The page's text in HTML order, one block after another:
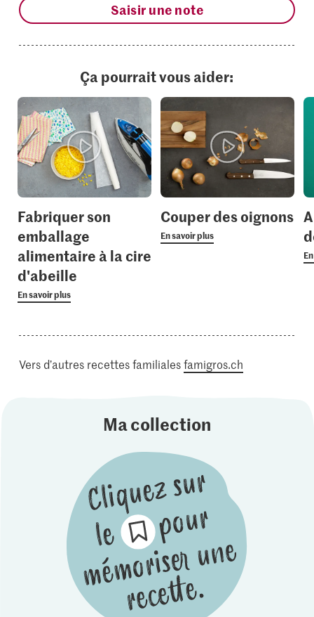
Saisir une note
Ça pourrait vous aider:
Fabriquer son
emballage
alimentaire à la cire
d'abeille
En savoir plus
Couper des oignons
En savoir plus
Vers d’autres recettes familialesfamigros.ch
Ma collection